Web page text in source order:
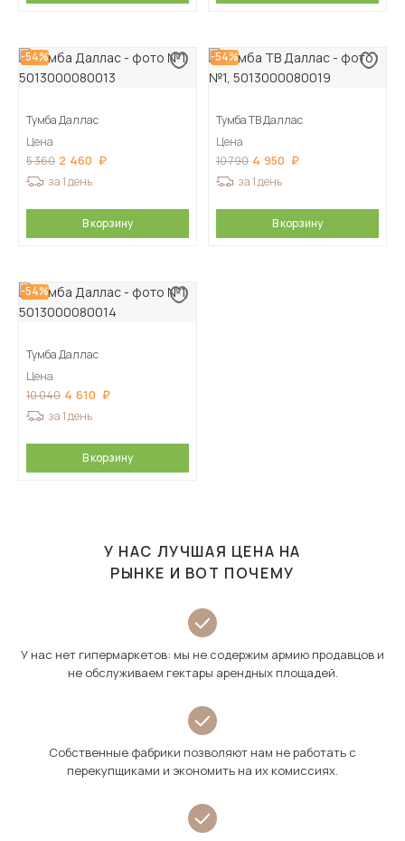
-54%
Тумба Даллас
Цена
5 360 2 460
за 1 день
В корзину
-54%
Тумба ТВ Даллас
Цена
10 790 4 950
за 1 день
В корзину
-54%
Тумба Даллас
Цена
10 040 4 610
за 1 день
В корзину
У НАС ЛУЧШАЯ ЦЕНА НА
РЫНКЕ И ВОТ ПОЧЕМУ
У нас нет гипермаркетов: мы не содержим армию продавцов и
не обслуживаем гектары арендных площадей.
Собственные фабрики позволяют нам не работать с
перекупщиками и экономить на их комиссиях.